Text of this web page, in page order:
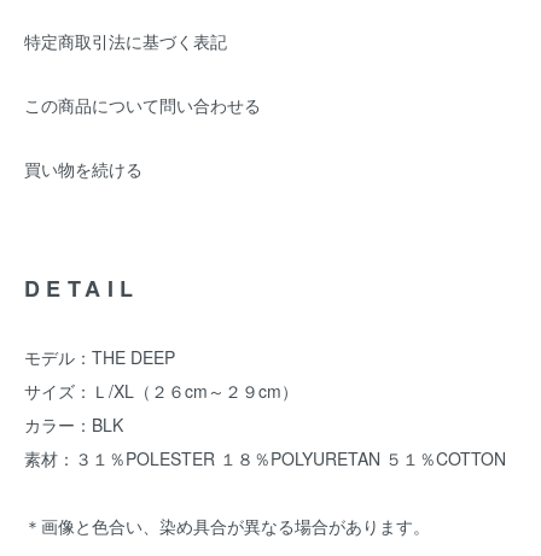
特定商取引法に基づく表記
この商品について問い合わせる
買い物を続ける
DETAIL
モデル：THE DEEP
サイズ：Ｌ/XL（２６cm～２９cm）
カラー：BLK
素材：３１％POLESTER １８％POLYURETAN ５１％COTTON
＊画像と色合い、染め具合が異なる場合があります。